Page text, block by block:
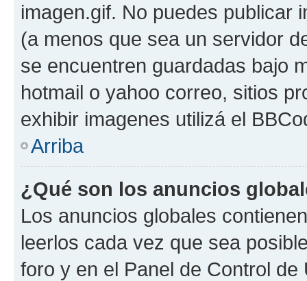
imagen.gif. No puedes publicar
(a menos que sea un servidor
se encuentren guardadas bajo
hotmail o yahoo correo, sitios
exhibir imagenes utilizá el
Arriba
¿Qué son los anuncios
Los anuncios globales
leerlos cada vez que sea
foro y en el Panel de Control